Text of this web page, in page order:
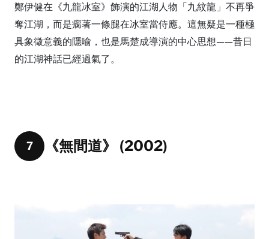
鄭伊健在《九龍冰室》飾演的江湖人物「九紋龍」不再爭
奪江湖，而是瘸著一條腿在冰室當侍應。這無疑是一種極
具象徵意義的隱喻，也是馬楚成導演的中心思想——昔日
的江湖神話已經過氣了。
7 《無間道》 (2002)